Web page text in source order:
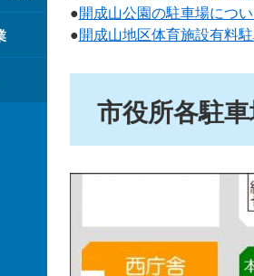
​●開成山公園の駐車場につ
●開成山地区体育施設有料
市役所各駐